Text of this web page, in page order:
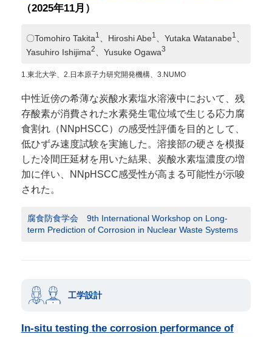
（2025年11月）
〇Tomohiro Takita1 、Hiroshi Abe1 、Yutaka Watanabe1
Yasuhiro Ishijima2 、Yusuke Ogawa3
1.東北大学、2.日本原子力研究開発機構、3.NUMO
中性近傍の希薄な炭酸水素塩水溶液中において、残
存酸素が消費された水素発生電位域で生じる応力腐
食割れ（NNpHSCC）の感受性評価を目的として、
低ひずみ速度試験を実施した。溶接部の硬さを模擬
した冷間圧延材を用いた結果、炭酸水素塩濃度の増
加に伴い、NNpHSCC感受性が高まる可能性が示唆
された。
腐食防食学会 9th International Workshop on Long-
term Prediction of Corrosion in Nuclear Waste Systems
工学設計
In-situ testing the corrosion performance of